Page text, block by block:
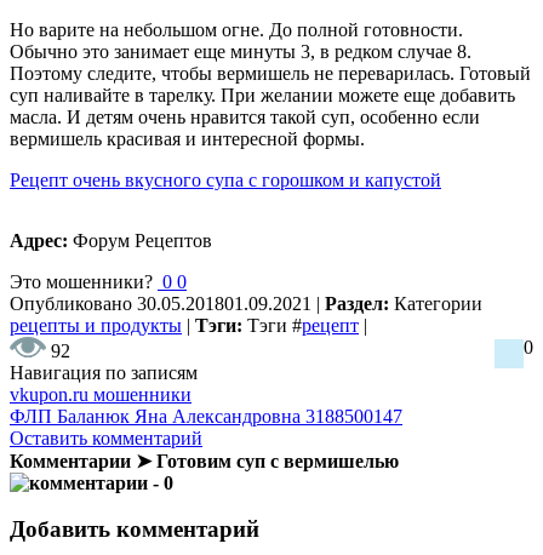
Но варите на небольшом огне. До полной готовности.
Обычно это занимает еще минуты 3, в редком случае 8.
Поэтому следите, чтобы вермишель не переварилась. Готовый
суп наливайте в тарелку. При желании можете еще добавить
масла. И детям очень нравится такой суп, особенно если
вермишель красивая и интересной формы.
Рецепт очень вкусного супа с горошком и капустой
Адрес: Форум Рецептов
Это мошенники? 0 0
Опубликовано 30.05.201801.09.2021 | Раздел: Категории
рецепты и продукты | Тэги: Тэги #рецепт |
92
0
Навигация по записям
vkupon.ru мошенники
ФЛП Баланюк Яна Александровна 3188500147
Оставить комментарий
Комментарии ➤ Готовим суп с вермишелью
- 0
Добавить комментарий